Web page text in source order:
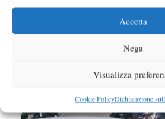
Accetta
Nega
Visualizza
Cookie PolicyDichiarazione
spia